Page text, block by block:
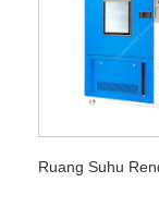
Ruang Suhu